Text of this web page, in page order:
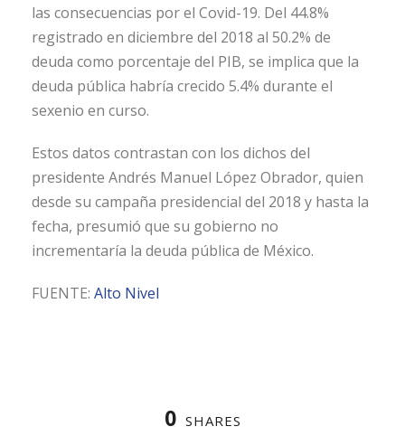
las consecuencias por el Covid-19. Del 44.8%
registrado en diciembre del 2018 al 50.2% de
deuda como porcentaje del PIB, se implica que la
deuda pública habría crecido 5.4% durante el
sexenio en curso.
Estos datos contrastan con los dichos del
presidente Andrés Manuel López Obrador, quien
desde su campaña presidencial del 2018 y hasta la
fecha, presumió que su gobierno no
incrementaría la deuda pública de México.
FUENTE: Alto Nivel
0 SHARES